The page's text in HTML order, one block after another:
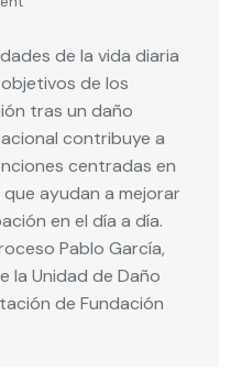
de la vida diaria
de los
tras un daño
contribuye a
centradas en
ayudan a mejorar
en el día a día.
Pablo García,
la Unidad de Daño
de Fundación